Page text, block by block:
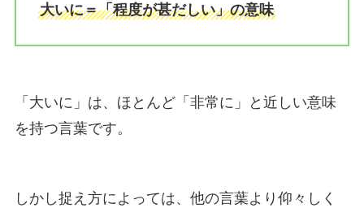
大いに＝「程度が甚だしい」の意味
「大いに」は、ほとんど「非常に」と近しい意味
を持つ言葉です。
しかし捉え方によっては、他の言葉より仰々しく